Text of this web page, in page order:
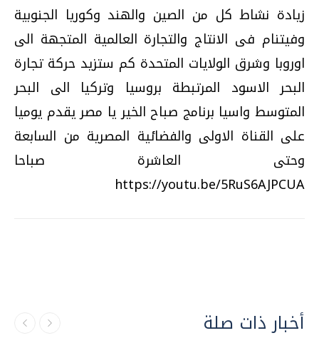
زيادة نشاط كل من الصين والهند وكوريا الجنوبية
وفيتنام فى الانتاج والتجارة العالمية المتجهة الى
اوروبا وشرق الولايات المتحدة كم ستزيد حركة تجارة
البحر الاسود المرتبطة بروسيا وتركيا الى البحر
المتوسط واسيا برنامج صباح الخير يا مصر يقدم يوميا
على القناة الاولى والفضائية المصرية من السابعة
وحتى العاشرة صباحا
https://youtu.be/5RuS6AJPCUA
أخبار ذات صلة